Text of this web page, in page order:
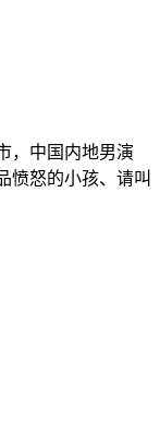
，中国内地男演
愤怒的小孩、请叫